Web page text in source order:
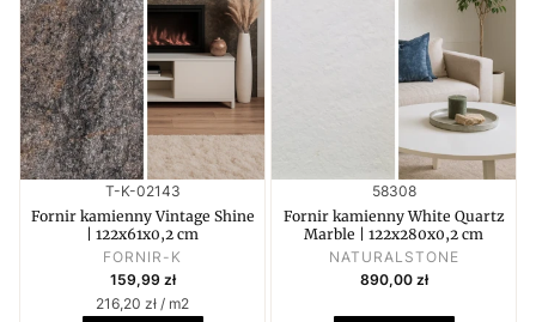
Kod produktu
T-K-02143
Fornir kamienny Vintage Shine
| 122x61x0,2 cm
PRODUCENT
FORNIR-K
Cena
159,99 zł
Cena jednostkowa
216,20 zł / m2
Kod produktu
58308
Fornir kamienny White Quartz
Marble | 122x280x0,2 cm
PRODUCENT
NATURALSTONE
Cena
890,00 zł